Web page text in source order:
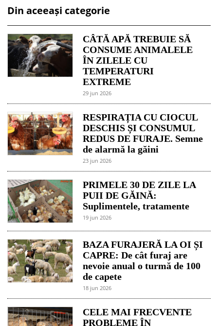
Din aceeași categorie
CÂTĂ APĂ TREBUIE SĂ
CONSUME ANIMALELE
ÎN ZILELE CU
TEMPERATURI
EXTREME
29 jun 2026
RESPIRAȚIA CU CIOCUL
DESCHIS ȘI CONSUMUL
REDUS DE FURAJE. Semne
de alarmă la găini
23 jun 2026
PRIMELE 30 DE ZILE LA
PUII DE GĂINĂ:
Suplimentele, tratamente
19 jun 2026
BAZA FURAJERĂ LA OI ȘI
CAPRE: De cât furaj are
nevoie anual o turmă de 100
de capete
18 jun 2026
CELE MAI FRECVENTE
PROBLEME ÎN